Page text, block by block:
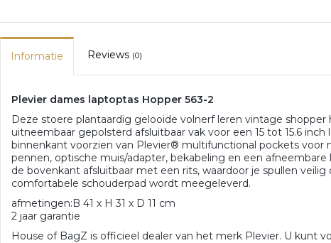
Informatie Reviews (0)
Plevier dames laptoptas Hopper 563-2
Deze stoere plantaardig gelooide volnerf leren vintage
uitneembaar gepolsterd afsluitbaar vak voor een 15 tot 15.6
binnenkant voorzien van Plevier® multifunctional pockets voor
pennen, optische muis/adapter, bekabeling en een
de bovenkant afsluitbaar met een rits, waardoor je spullen
comfortabele schouderpad wordt meegeleverd.
afmetingen:B 41 x H 31 x D 11 cm
2 jaar garantie
House of BagZ is officieel dealer van het merk Plevier. U kunt